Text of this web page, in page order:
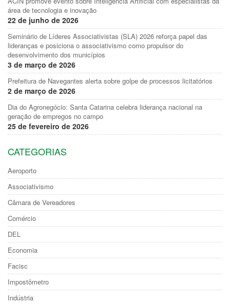
área de tecnologia e inovação
22 de junho de 2026
Seminário de Líderes Associativistas (SLA) 2026 reforça papel das
lideranças e posiciona o associativismo como propulsor do
desenvolvimento dos municípios
3 de março de 2026
Prefeitura de Navegantes alerta sobre golpe de processos licitatórios
2 de março de 2026
Dia do Agronegócio: Santa Catarina celebra liderança nacional na
geração de empregos no campo
25 de fevereiro de 2026
CATEGORIAS
Aeroporto
Associativismo
Câmara de Vereadores
Comércio
DEL
Economia
Facisc
Impostômetro
Indústria